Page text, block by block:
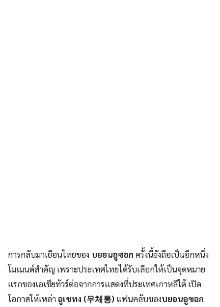
การกลับมาเยือนไทยของ บยอนอูซอก ครั้งนี้ยังถือเป็นอีกหนึ่ง
โมเมนต์สำคัญ เพราะประเทศไทยได้รับเลือกให้เป็นจุดหมาย
แรกของเอเชียทัวร์ต่อจากการแสดงที่ประเทศเกาหลีใต้ เปิด
โอกาสให้เหล่าอูเชทง (우체통) แฟนคลับของบยอนอูซอก